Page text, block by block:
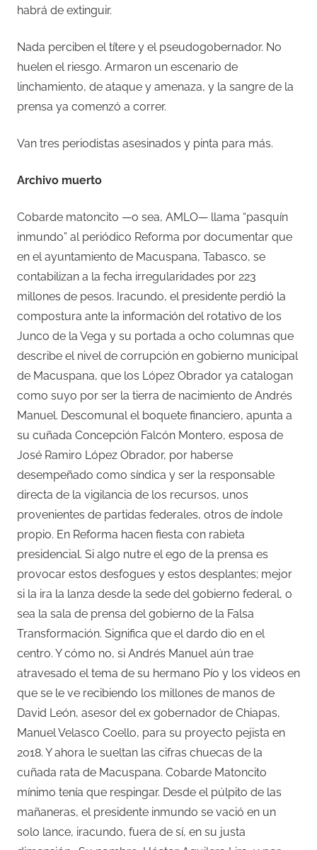
habrá de extinguir.
Nada perciben el títere y el pseudogobernador. No
huelen el riesgo. Armaron un escenario de
linchamiento, de ataque y amenaza, y la sangre de la
prensa ya comenzó a correr.
Van tres periodistas asesinados y pinta para más.
Archivo muerto
Cobarde matoncito —o sea, AMLO— llama “pasquín
inmundo” al periódico Reforma por documentar que
en el ayuntamiento de Macuspana, Tabasco, se
contabilizan a la fecha irregularidades por 223
millones de pesos. Iracundo, el presidente perdió la
compostura ante la información del rotativo de los
Junco de la Vega y su portada a ocho columnas que
describe el nivel de corrupción en gobierno municipal
de Macuspana, que los López Obrador ya catalogan
como suyo por ser la tierra de nacimiento de Andrés
Manuel. Descomunal el boquete financiero, apunta a
su cuñada Concepción Falcón Montero, esposa de
José Ramiro López Obrador, por haberse
desempeñado como síndica y ser la responsable
directa de la vigilancia de los recursos, unos
provenientes de partidas federales, otros de índole
propio. En Reforma hacen fiesta con rabieta
presidencial. Si algo nutre el ego de la prensa es
provocar estos desfogues y estos desplantes; mejor
si la ira la lanza desde la sede del gobierno federal, o
sea la sala de prensa del gobierno de la Falsa
Transformación. Significa que el dardo dio en el
centro. Y cómo no, si Andrés Manuel aún trae
atravesado el tema de su hermano Pío y los videos en
que se le ve recibiendo los millones de manos de
David León, asesor del ex gobernador de Chiapas,
Manuel Velasco Coello, para su proyecto pejista en
2018. Y ahora le sueltan las cifras chuecas de la
cuñada rata de Macuspana. Cobarde Matoncito
mínimo tenía que respingar. Desde el púlpito de las
mañaneras, el presidente inmundo se vació en un
solo lance, iracundo, fuera de sí, en su justa